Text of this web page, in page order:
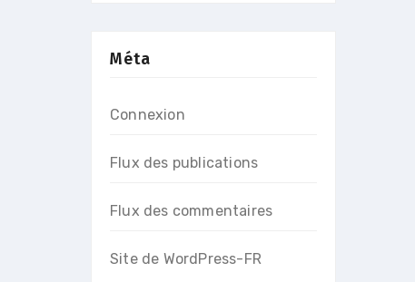
Méta
Connexion
Flux des publications
Flux des commentaires
Site de WordPress-FR